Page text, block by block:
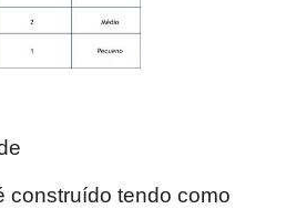
construído tendo como